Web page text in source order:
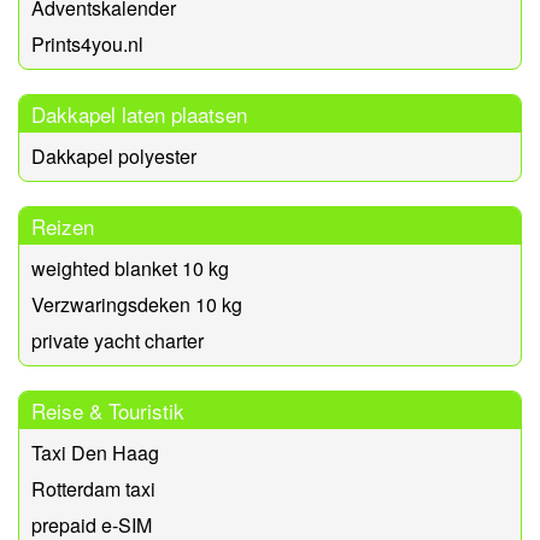
Adventskalender
Prints4you.nl
Dakkapel laten plaatsen
Dakkapel polyester
Reizen
weighted blanket 10 kg
Verzwaringsdeken 10 kg
private yacht charter
Reise & Touristik
Taxi Den Haag
Rotterdam taxi
prepaid e-SIM